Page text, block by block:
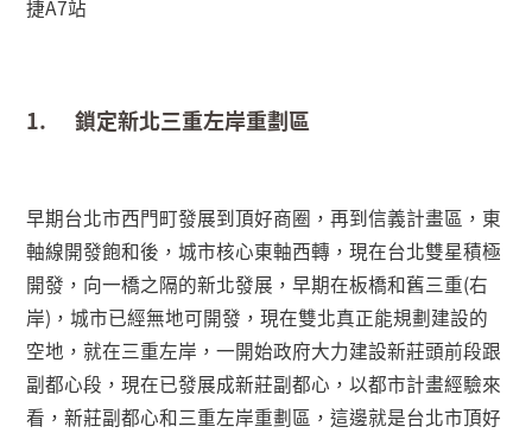
捷A7站
1.鎖定新北三重左岸重劃區
早期台北市西門町發展到頂好商圈，再到信義計畫區，東
軸線開發飽和後，城市核心東軸西轉，現在台北雙星積極
開發，向一橋之隔的新北發展，早期在板橋和舊三重(右
岸) ，城市已經無地可開發，現在雙北真正能規劃建設的
空地，就在三重左岸，一開始政府大力建設新莊頭前段跟
副都心段，現在已發展成新莊副都心，以都市計畫經驗來
看，新莊副都心和三重左岸重劃區，這邊就是台北市頂好